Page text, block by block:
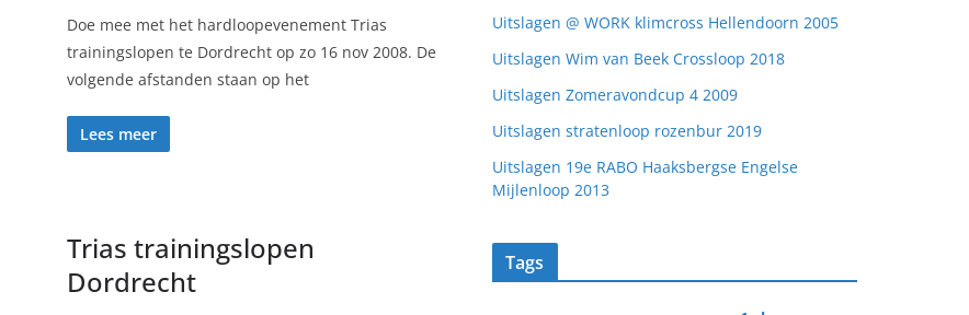
Doe mee met het hardloopevenement Trias
trainingslopen te Dordrecht op zo 16 nov 2008. De
volgende afstanden staan op het
Lees meer
Trias trainingslopen
Dordrecht
Uitslagen @ WORK klimcross Hellendoorn 2005
Uitslagen Wim van Beek Crossloop 2018
Uitslagen Zomeravondcup 4 2009
Uitslagen stratenloop rozenbur 2019
Uitslagen 19e RABO Haaksbergse Engelse
Mijlenloop 2013
Tags